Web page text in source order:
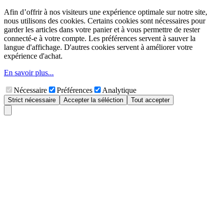
Afin d’offrir à nos visiteurs une expérience optimale sur notre site,
nous utilisons des cookies. Certains cookies sont nécessaires pour
garder les articles dans votre panier et à vous permettre de rester
connecté-e à votre compte. Les préférences servent à sauver la
langue d'affichage. D'autres cookies servent à améliorer votre
expérience d'achat.
En savoir plus...
Nécessaire Préférences Analytique
Strict nécessaire Accepter la séléction Tout accepter